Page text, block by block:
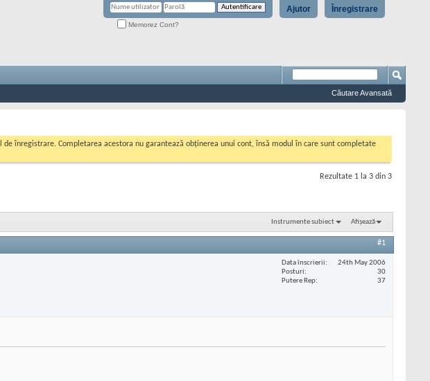
Înregistrare
Ajutor
Memorez Cont?
Căutare Avansată
înregistrare. Completarea acestora nu garantează obținerea unui cont, însă modul în care sunt completate
Rezultate 1 la 3 din 3
Instrumente subiect Afișează
#1
Data înscrierii
24th May 2006
Posturi
30
Putere Rep
37